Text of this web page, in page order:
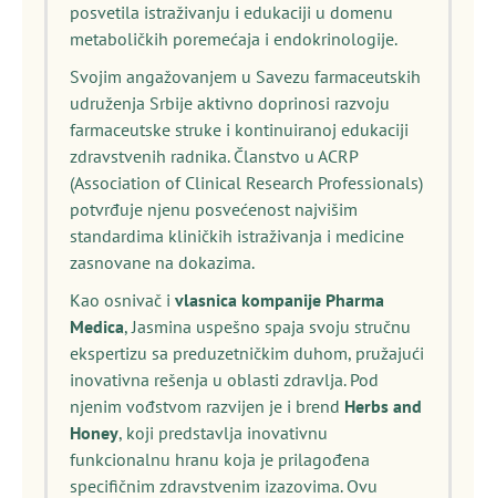
posvetila istraživanju i edukaciji u domenu
metaboličkih poremećaja i endokrinologije.
Svojim angažovanjem u Savezu farmaceutskih
udruženja Srbije aktivno doprinosi razvoju
farmaceutske struke i kontinuiranoj edukaciji
zdravstvenih radnika. Članstvo u ACRP
(Association of Clinical Research Professionals)
potvrđuje njenu posvećenost najvišim
standardima kliničkih istraživanja i medicine
zasnovane na dokazima.
Kao osnivač i vlasnica kompanije Pharma
Medica, Jasmina uspešno spaja svoju stručnu
ekspertizu sa preduzetničkim duhom, pružajući
inovativna rešenja u oblasti zdravlja. Pod
njenim vođstvom razvijen je i brend Herbs and
Honey, koji predstavlja inovativnu
funkcionalnu hranu koja je prilagođena
specifičnim zdravstvenim izazovima. Ovu